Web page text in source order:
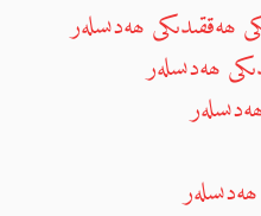
ھەققىدىكى ھەدىسلەر
ھەدىسلەر